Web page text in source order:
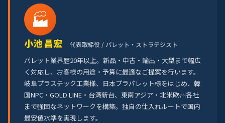
🏭
小池 昌宏 代表取締役 / パレット・ストラテジスト
パレット業界歴20年以上。新品・中古・輸出・大型まで幅広
く対応し、お客様の用途・予算に最適なご提案を行います。
岐阜プラスチック工業様、日本プラパレット様をはじめ、韓
国NPC・GOLD LINE・台湾新台、東南アジア・北米欧州各社
まで強固なネットワークを構築。独自の仕入れルートで国内
最安値水準を実現します。